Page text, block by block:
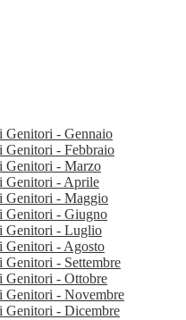
- Gennaio
- Febbraio
Genitori - Marzo
Genitori - Aprile
Genitori - Maggio
Genitori - Giugno
Genitori - Luglio
- Agosto
- Settembre
- Ottobre
- Novembre
- Dicembre